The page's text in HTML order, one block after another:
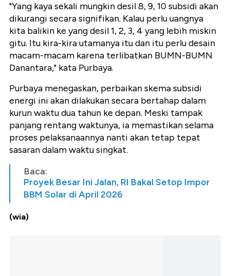
"Yang kaya sekali mungkin desil 8, 9, 10 subsidi akan
dikurangi secara signifikan. Kalau perlu uangnya
kita balikin ke yang desil 1, 2, 3, 4 yang lebih miskin
gitu. Itu kira-kira utamanya itu dan itu perlu desain
macam-macam karena terlibatkan BUMN-BUMN
Danantara," kata Purbaya.
Purbaya menegaskan, perbaikan skema subsidi
energi ini akan dilakukan secara bertahap dalam
kurun waktu dua tahun ke depan. Meski tampak
panjang rentang waktunya, ia memastikan selama
proses pelaksanaannya nanti akan tetap tepat
sasaran dalam waktu singkat.
Baca:
Proyek Besar Ini Jalan, RI Bakal Setop Impor
BBM Solar di April 2026
(wia)